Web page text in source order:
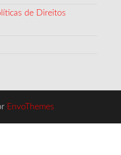
de Direitos
EnvoThemes